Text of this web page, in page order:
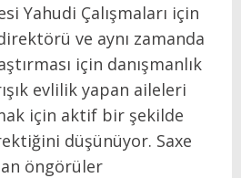
Yahudi Çalışmaları için
ve aynı zamanda
için danışmanlık
evlilik yapan aileleri
için aktif bir şekilde
düşünüyor. Saxe
öngörüler